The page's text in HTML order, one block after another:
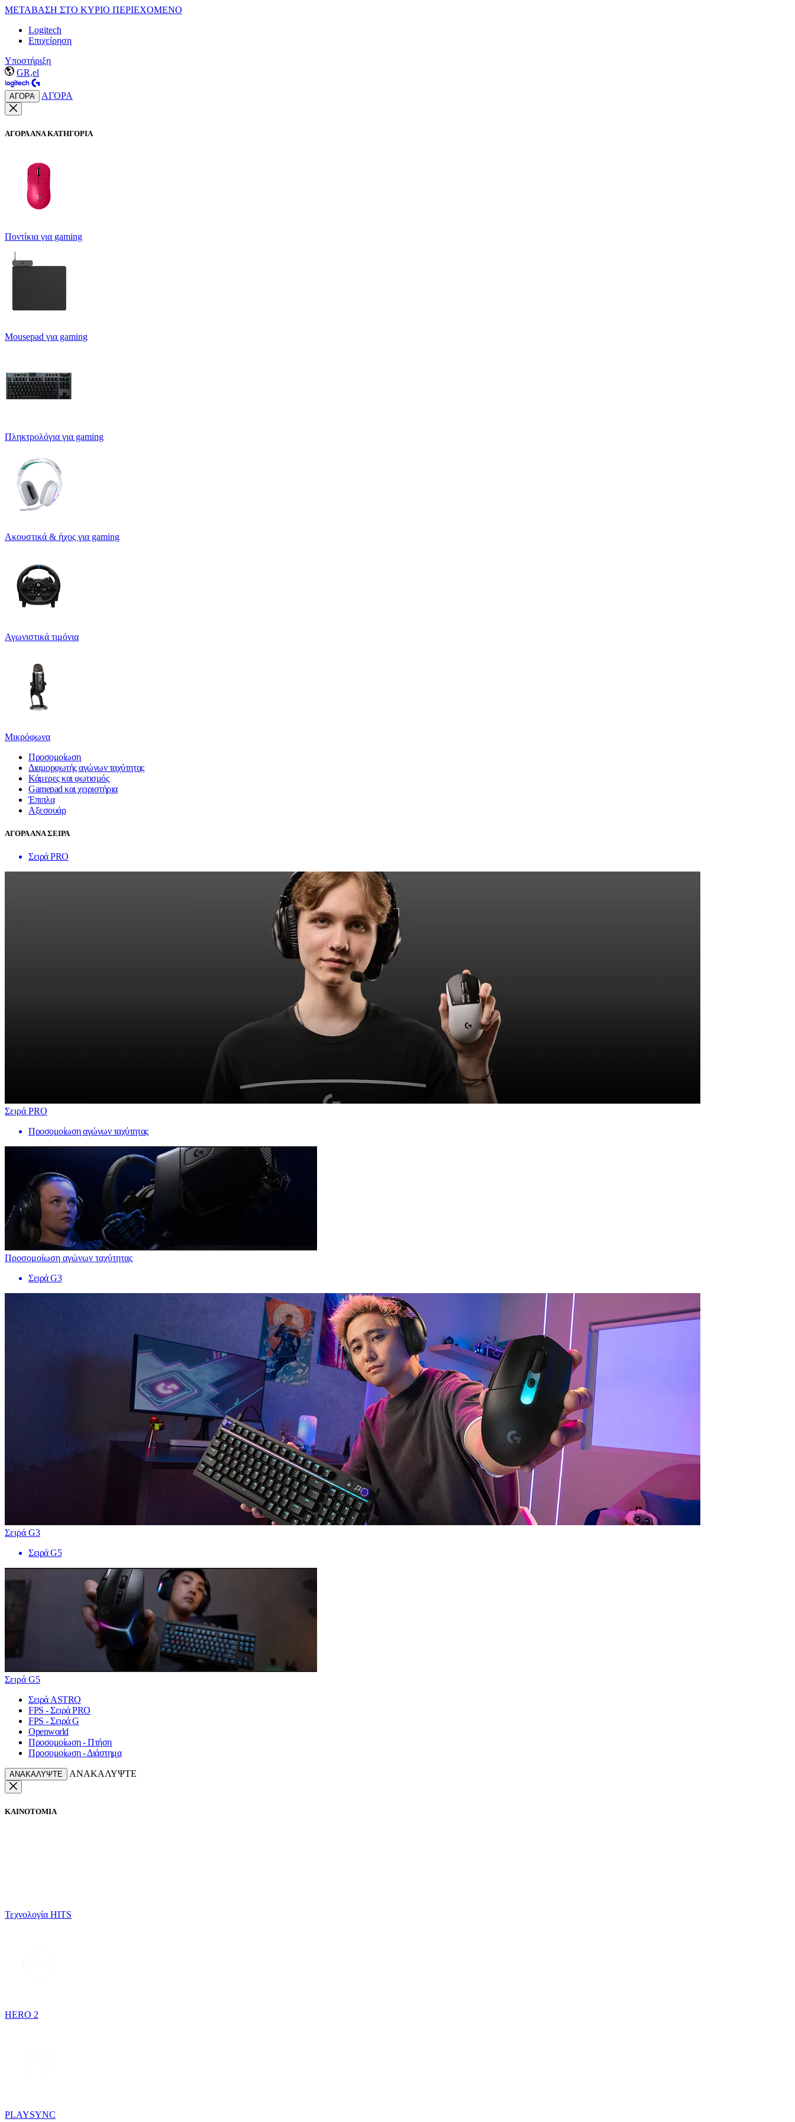
ΜΕΤΑΒΑΣΗ ΣΤΟ ΚΥΡΙΟ ΠΕΡΙΕΧΟΜΕΝΟ
Logitech
Επιχείρηση
Υποστήριξη
GR,el
ΑΓΟΡΑ ΑΓΟΡΑ
ΑΓΟΡΑ ΑΝΑ ΚΑΤΗΓΟΡΙΑ
Ποντίκια για gaming
Mousepad για gaming
Πληκτρολόγια για gaming
Ακουστικά & ήχος για gaming
Αγωνιστικά τιμόνια
Μικρόφωνα
Προσομοίωση
Διαμορφωτής αγώνων ταχύτητας
Κάμερες και φωτισμός
Gamepad και χειριστήρια
Έπιπλα
Αξεσουάρ
ΑΓΟΡΑ ΑΝΑ ΣΕΙΡΑ
Σειρά PRO
Σειρά PRO
Προσομοίωση αγώνων ταχύτητας
Προσομοίωση αγώνων ταχύτητας
Σειρά G3
Σειρά G3
Σειρά G5
Σειρά G5
Σειρά ASTRO
FPS - Σειρά PRO
FPS - Σειρά G
Openworld
Προσομοίωση - Πτήση
Προσομοίωση - Διάστημα
ΑΝΑΚΑΛΥΨΤΕ ΑΝΑΚΑΛΥΨΤΕ
ΚΑΙΝΟΤΟΜΙΑ
Τεχνολογία HITS
HERO 2
PLAYSYNC